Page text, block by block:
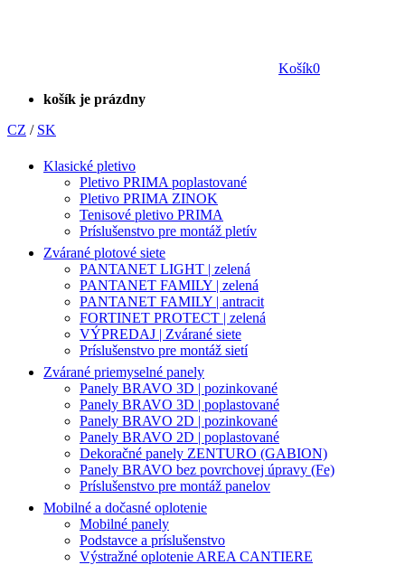
Košík0
košík je prázdny
CZ / SK
Klasické pletivo
Pletivo PRIMA poplastované
Pletivo PRIMA ZINOK
Tenisové pletivo PRIMA
Príslušenstvo pre montáž pletív
Zvárané plotové siete
PANTANET LIGHT | zelená
PANTANET FAMILY | zelená
PANTANET FAMILY | antracit
FORTINET PROTECT | zelená
VÝPREDAJ | Zvárané siete
Príslušenstvo pre montáž sietí
Zvárané priemyselné panely
Panely BRAVO 3D | pozinkované
Panely BRAVO 3D | poplastované
Panely BRAVO 2D | pozinkované
Panely BRAVO 2D | poplastované
Dekoračné panely ZENTURO (GABION)
Panely BRAVO bez povrchovej úpravy (Fe)
Príslušenstvo pre montáž panelov
Mobilné a dočasné oplotenie
Mobilné panely
Podstavce a príslušenstvo
Výstražné oplotenie AREA CANTIERE